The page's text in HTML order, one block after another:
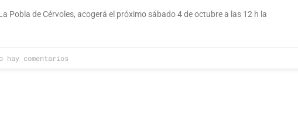
Pobla de Cérvoles, acogerá el próximo sábado 4 de octubre a las 12 h la
hay comentarios